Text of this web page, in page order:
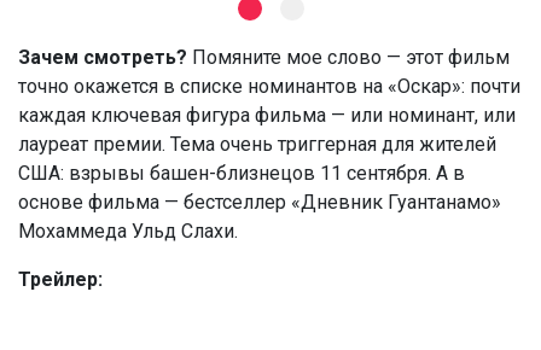
Зачем смотреть? Помяните мое слово — этот фильм
точно окажется в списке номинантов на «Оскар»: почти
каждая ключевая фигура фильма — или номинант, или
лауреат премии. Тема очень триггерная для жителей
США: взрывы башен-близнецов 11 сентября. А в
основе фильма — бестселлер «Дневник Гуантанамо»
Мохаммеда Ульд Слахи.
Трейлер: